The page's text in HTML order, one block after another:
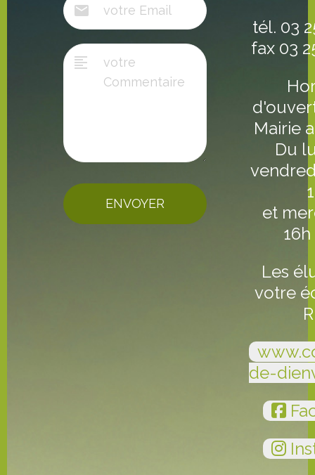
ENVOYER
tél. 03
fax 03
Mairie
Du
et
Les
votre
de-